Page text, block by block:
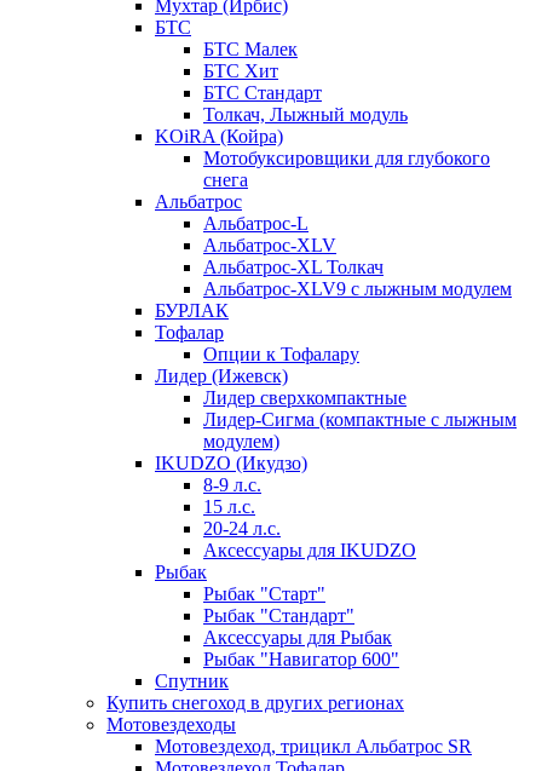
Мухтар (Ирбис)
БТС
БТС Малек
БТС Хит
БТС Стандарт
Толкач, Лыжный модуль
KOiRA (Койра)
Мотобуксировщики для глубокого
снега
Альбатрос
Альбатрос-L
Альбатрос-XLV
Альбатрос-XL Толкач
Альбатрос-XLV9 с лыжным модулем
БУРЛАК
Тофалар
Опции к Тофалару
Лидер (Ижевск)
Лидер сверхкомпактные
Лидер-Сигма (компактные с лыжным
модулем)
IKUDZO (Икудзо)
8-9 л.с.
15 л.с.
20-24 л.с.
Аксессуары для IKUDZO
Рыбак
Рыбак "Старт"
Рыбак "Стандарт"
Аксессуары для Рыбак
Рыбак "Навигатор 600"
Спутник
Купить снегоход в других регионах
Мотовездеходы
Мотовездеход, трицикл Альбатрос SR